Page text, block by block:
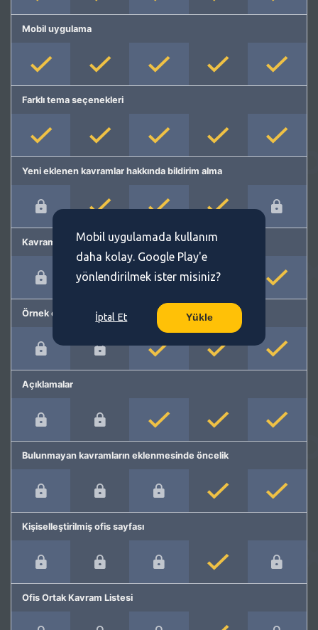
Mobil uygulama
Farklı tema seçenekleri
Yeni eklenen kavramlar hakkında bildirim alma
Kavram önerme
Örnek cümleler
Açıklamalar
Bulunmayan kavramların eklenmesinde öncelik
Kişiselleştirilmiş ofis sayfası
Ofis Ortak Kavram Listesi
Mobil uygulamada kullanım
daha kolay. Google Play'e
yönlendirilmek ister misiniz?
İptal Et Yükle